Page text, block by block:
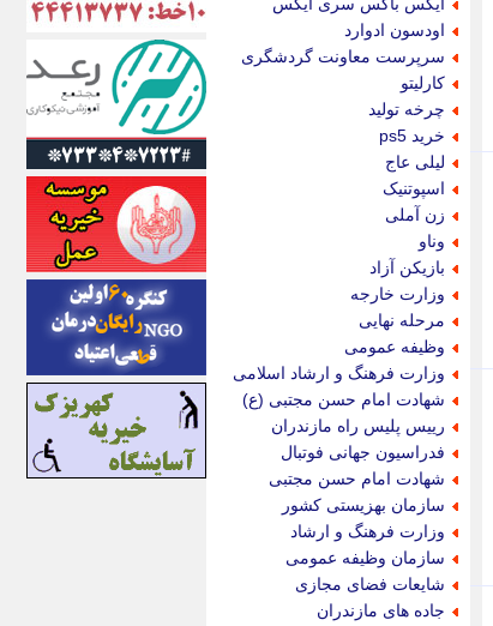
اودسون ادوارد
سرپرست معاونت گردشگری
کارلیتو
چرخه تولید
خرید ps5
لیلی عاج
اسپوتنیک
زن آملی
وناو
بازیکن آزاد
وزارت خارجه
مرحله نهایی
وظیفه عمومی
وزارت فرهنگ و ارشاد اسلامی
شهادت امام حسن مجتبی (ع)
رییس پلیس راه مازندران
فدراسیون جهانی فوتبال
شهادت امام حسن مجتبی
سازمان بهزیستی کشور
وزارت فرهنگ و ارشاد
سازمان وظیفه عمومی
شایعات فضای مجازی
جاده های مازندران
ایران زندگی
ایران فوری
ایرانی روز
ایرانیتال
ایرنا
ایسکانیوز
ایسنا
ایکنا
ایلنا
اینتیتر
ایونا نیوز
بازتاب آنلاین
باشگاه خبرنگاران
باغستان نیوز
بامبوک
ببین و بخون
بدینسان
بنکر